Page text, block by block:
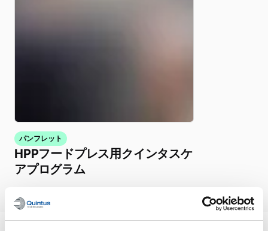
パンフレット
HPPフードプレス用クインタスケ
アプログラム